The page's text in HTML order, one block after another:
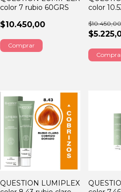
color 7 rubio 60GRS
$10.450,00
color
$10.450,00
QUESTION LUMIPLEX